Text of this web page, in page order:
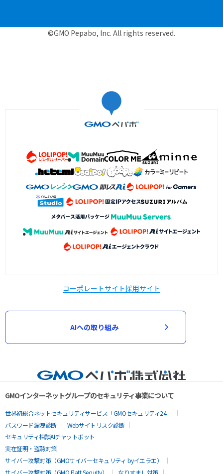
©GMO Pepabo, Inc. All rights reserved.
コーポレートサイト採用サイト
AIへの取り組み
GMOインターネットグループのセキュリティ事業について
世界初総合ネットセキュリティサービス「GMOセキュリティ24」
パスワード漏洩診断
Webサイトリスク診断
セキュリティ相談AIチャットボット
実在証明・盗聴対策
サイバー攻撃対策（GMOサイバーセキュリティ byイエラエ）
サイバー攻撃対策（GMO Flatt Security）
なりすまし対策